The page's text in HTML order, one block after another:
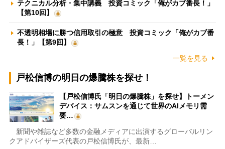
テクニカル分析・集中講義 投資コミック「俺がカブ番長！」
【第10回】
不透明相場に勝つ信用取引の極意 投資コミック「俺がカブ番
長！」【第9回】
一覧を見る
戸松信博の明日の爆騰株を探せ！
【戸松信博氏「明日の爆騰株」を探せ】トーメン
デバイス：サムスンを通じて世界のAIメモリ需
要…
新聞や雑誌など多数の金融メディアに出演するグローバルリン
クアドバイザーズ代表の戸松信博氏が、最新…